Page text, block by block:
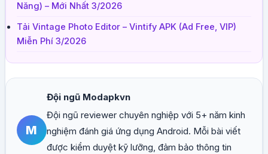
Năng) – Mới Nhất 3/2026
Tải Vintage Photo Editor – Vintify APK (Ad Free, VIP)
Miễn Phí 3/2026
M
Đội ngũ Modapkvn
Đội ngũ reviewer chuyên nghiệp với 5+ năm kinh
nghiệm đánh giá ứng dụng Android. Mỗi bài viết
được kiểm duyệt kỹ lưỡng, đảm bảo thông tin